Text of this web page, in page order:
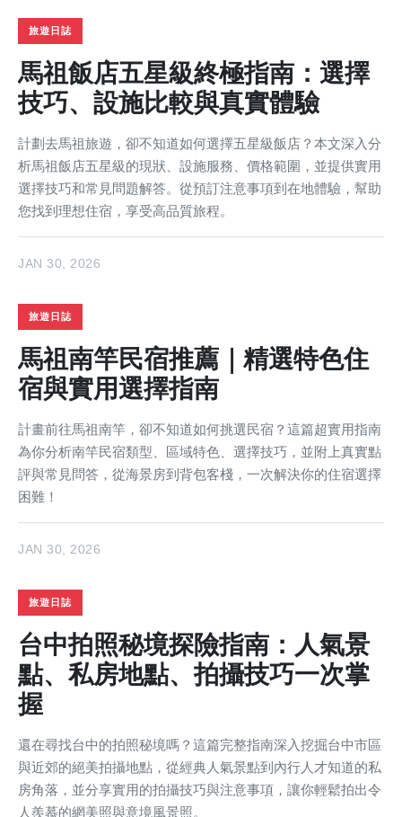
旅遊日誌
馬祖飯店五星級終極指南：選擇
技巧、設施比較與真實體驗
計劃去馬祖旅遊，卻不知道如何選擇五星級飯店？本文深入分
析馬祖飯店五星級的現狀、設施服務、價格範圍，並提供實用
選擇技巧和常見問題解答。從預訂注意事項到在地體驗，幫助
您找到理想住宿，享受高品質旅程。
JAN 30, 2026
旅遊日誌
馬祖南竿民宿推薦｜精選特色住
宿與實用選擇指南
計畫前往馬祖南竿，卻不知道如何挑選民宿？這篇超實用指南
為你分析南竿民宿類型、區域特色、選擇技巧，並附上真實點
評與常見問答，從海景房到背包客棧，一次解決你的住宿選擇
困難！
JAN 30, 2026
旅遊日誌
台中拍照秘境探險指南：人氣景
點、私房地點、拍攝技巧一次掌
握
還在尋找台中的拍照秘境嗎？這篇完整指南深入挖掘台中市區
與近郊的絕美拍攝地點，從經典人氣景點到內行人才知道的私
房角落，並分享實用的拍攝技巧與注意事項，讓你輕鬆拍出令
人羨慕的網美照與意境風景照。